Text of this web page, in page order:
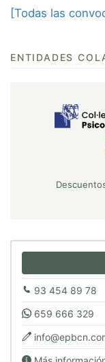
[Todas las
ENTIDADES
93 454 89 78
659 666 329